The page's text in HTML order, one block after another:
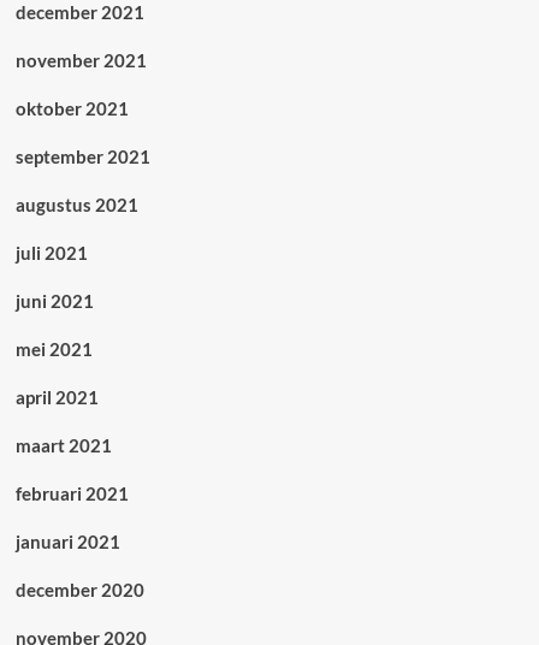
december 2021
november 2021
oktober 2021
september 2021
augustus 2021
juli 2021
juni 2021
mei 2021
april 2021
maart 2021
februari 2021
januari 2021
december 2020
november 2020